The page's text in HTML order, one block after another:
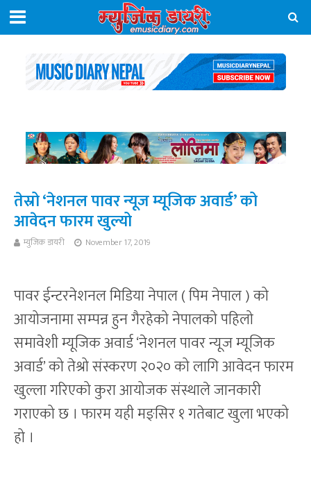
तेस्रो ‘नेशनल पावर न्यूज म्यूजिक अवार्ड’ को
आवेदन फारम खुल्यो
म्युजिक डायरी November 17, 2019
पावर ईन्टरनेशनल मिडिया नेपाल ( पिम नेपाल ) को
आयोजनामा सम्पन्न हुन गैरहेको नेपालको पहिलो
समावेशी म्यूजिक अवार्ड ‘नेशनल पावर न्यूज म्यूजिक
अवार्ड’ को तेश्रो संस्करण २०२० को लागि आवेदन फारम
खुल्ला गरिएको कुरा आयोजक संस्थाले जानकारी
गराएको छ । फारम यही मङ्सिर १ गतेबाट खुला भएको
हो ।